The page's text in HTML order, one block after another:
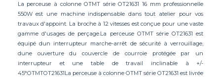
La perceuse à colonne OTMT série OT21631 16 mm professionnelle
550W est une machine indispensable dans tout atelier pour vos
travaux d'appoint. La broche à 12 vitesses est conçue pour une vaste
gamme d'usages de perçage.La perceuse OTMT série OT21631 est
équipé dun interrupteur marche-arrêt de sécurité à verrouillage,
dune ouverture du couvercle de courroie protégée par un
interrupteur et une table de travail inclinable à +/-
45°.OTMTOT21631La perceuse à colonne OTMT série OT21631 est livrée